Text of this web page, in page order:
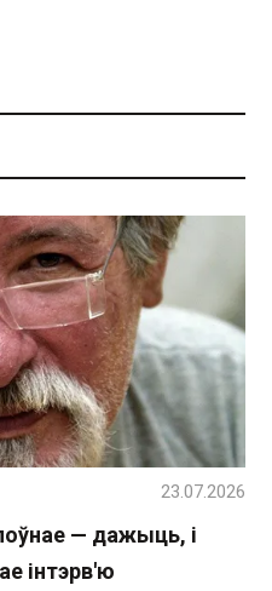
— дажыць, і
інтэрв'ю
23.07.2026